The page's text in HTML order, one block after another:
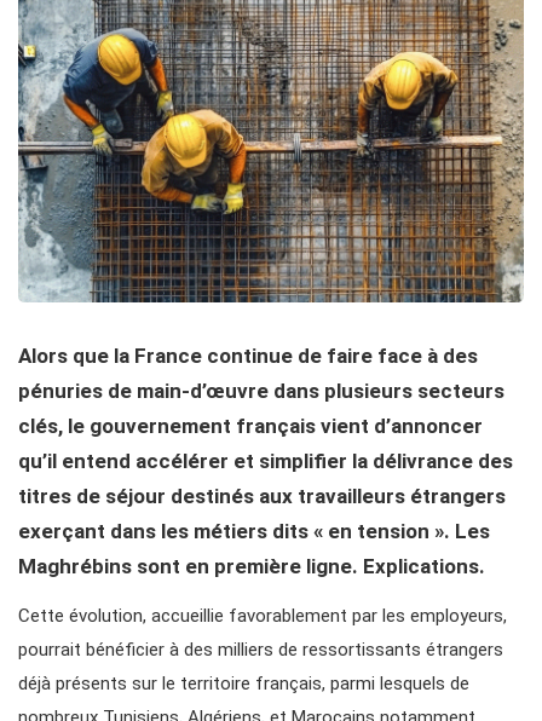
Alors que la France continue de faire face à des
pénuries de main-d’œuvre dans plusieurs secteurs
clés, le gouvernement français vient d’annoncer
qu’il entend accélérer et simplifier la délivrance des
titres de séjour destinés aux travailleurs étrangers
exerçant dans les métiers dits « en tension ». Les
Maghrébins sont en première ligne. Explications.
Cette évolution, accueillie favorablement par les employeurs,
pourrait bénéficier à des milliers de ressortissants étrangers
déjà présents sur le territoire français, parmi lesquels de